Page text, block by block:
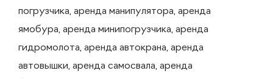
погрузчика, аренда манипулятора, аренда
ямобура, аренда минипогрузчика, аренда
гидромолота, аренда автокрана, аренда
автовышки, аренда самосвала, аренда